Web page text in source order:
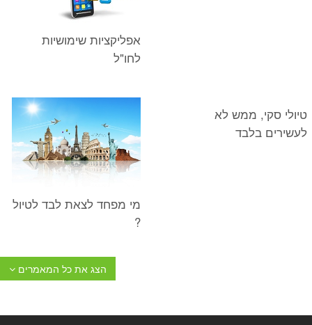
אפליקציות שימושיות
לחו"ל
טיולי סקי, ממש לא
לעשירים בלבד
מי מפחד לצאת לבד לטיול
?
הצג את כל המאמרים